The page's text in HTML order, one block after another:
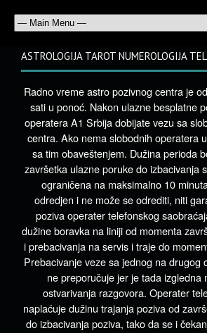
ASTROLOGIJA TAROT NUMEROLOGIJA
Radno vreme astro pozivnog centra je
sati u ponoć. Nakon ulazne besplatne
operatera A1 Srbija dobijate vezu sa
centra. Ako nema slobodnih operatera
sa tim obaveštenjem. Dužina perioda
završetka ulazne poruke do izbacivanja
ograničena na maksimalno 10
odredjen i ne može se odrediti, niti
poziva operater telefonskog
dužine boravka na liniji od momenta
i prebacivanja na servis i traje do
Prebacivanje veze sa jednog na drugog
ne preporučuje jer je tada izgledna
ostvarivanja razgovora. Operater
naplaćuje dužinu trajanja poziva od
do izbacivanja poziva, tako da se i